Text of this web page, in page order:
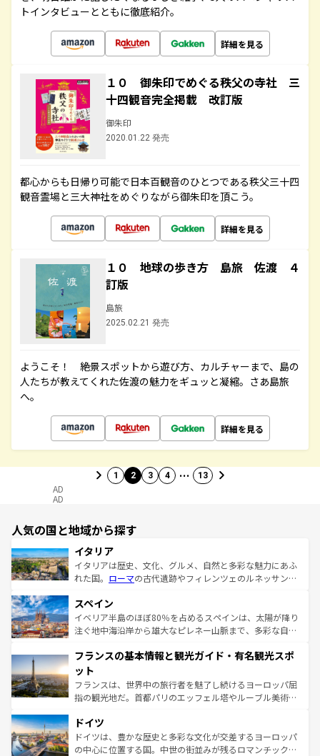
トインタビューとともに徹底紹介。
詳細を見る
１０ 御朱印でめぐる秩父の寺社 三
十四観音完全掲載 改訂版
御朱印
2020.01.22 発売
都心からも日帰り可能で日本百観音のひとつである秩父三十四
観音霊場と三大神社をめぐりながら御朱印を頂こう。
詳細を見る
１０ 地球の歩き方 島旅 佐渡 ４
訂版
島旅
2025.02.21 発売
ようこそ！ 絶景スポットから遊び方、カルチャーまで、島の
人たちが教えてくれた佐渡の魅力をギュッと凝縮。さあ島旅
へ。
詳細を見る
1 2 3 4 … 13
AD
AD
人気の国と地域から探す
イタリア
イタリアは歴史、文化、グルメ、自然と多彩な魅力にあふ
れた国。 ローマの古代遺跡やフィレンツェのルネッサンス
ろん、トスカーナの美しい田園風景やアマルフィ海岸の絶
景など、自然景観も見逃せない。観光の合間には、本場の
ピザやパスタなど、絶品のイタリア料理を堪能することも
ませてくれるイタリアで、忘れられない旅をしてみよう！
なお、新着のイタリア情報は
しい。
スペイン
イベリア半島のほぼ80％を占めるスペインは、太陽が降り
注ぐ地中海沿岸から雄大なピレネー山脈まで、多彩な自然
文化が根付くこの国では、情熱的なフラメンコ、熱気あふ
れる闘牛、そして美味しいタパスが生活の一部となってい
る。首都マドリードの洗練された雰囲気や、バルセロナの
アートに溢れた街角から、地方では古代ローマ遺跡や中世
せる。地方によって風土や気候が異なるスペインはその個
性で訪れる人を魅了する。 なお、新着のスペイン情報は コ
ンテンツ一覧を参照してほしい。
フランスの基本情報と観光ガイド・有名観光スポ
ット
フランスは、世界中の旅行者を魅了し続けるヨーロッパ屈
指の観光地だ。首都パリのエッフェル塔やルーブル美術館
で、幅広い魅力が詰まっている。華麗な宮殿、歴史的な大
聖堂、美しいビーチ、そして豊かな自然が、訪れる者を心
から魅了する。また、フランスは美食の国としても知ら
ドイツ
ドイツは、豊かな歴史と多彩な文化が交差するヨーロッパ
の中心に位置する国。中世の街並みが残るロマンチック街